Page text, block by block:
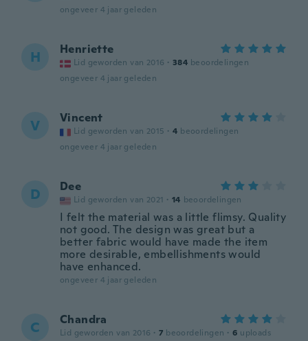
ongeveer 4 jaar geleden
H Henriette
Lid geworden van 2016 · 384 beoordelingen
ongeveer 4 jaar geleden
V Vincent
Lid geworden van 2015 · 4 beoordelingen
ongeveer 4 jaar geleden
D Dee
Lid geworden van 2021 · 14 beoordelingen
I felt the material was a little flimsy. Quality
not good. The design was great but a
better fabric would have made the item
more desirable, embellishments would
have enhanced.
ongeveer 4 jaar geleden
C Chandra
Lid geworden van 2016 · 7 beoordelingen · 6 uploads